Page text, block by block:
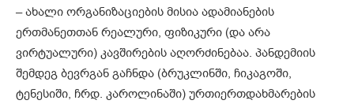
– ახალი ორგანიზაციების მისია ადამიანების
ერთმანეთთან რეალური, ფიზიკური (და არა
ვირტუალური) კავშირების აღორძინებაა. პანდემიის
შემდეგ ბევრგან გაჩნდა (ბრუკლინში, ჩიკაგოში,
ტენესიში, ჩრდ. კაროლინაში) ურთიერთდახმარების